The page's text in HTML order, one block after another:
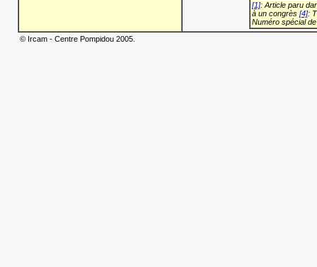
[1]: Article paru
à un congrès [4]:
Numéro spécial
© Ircam - Centre Pompidou 2005.